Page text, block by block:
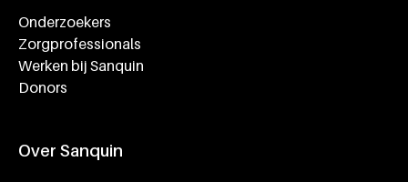
Onderzoekers
Zorgprofessionals
Werken bij Sanquin
Donors
Over Sanquin